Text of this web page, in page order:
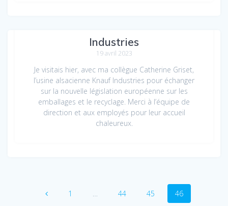
Industries
19 avril 2023
Je visitais hier, avec ma collègue Catherine Griset,
l’usine alsacienne Knauf Industries pour échanger
sur la nouvelle législation européenne sur les
emballages et le recyclage. Merci à l’équipe de
direction et aux employés pour leur accueil
chaleureux.
Page
1 … Page
44 Page
45 Page
46